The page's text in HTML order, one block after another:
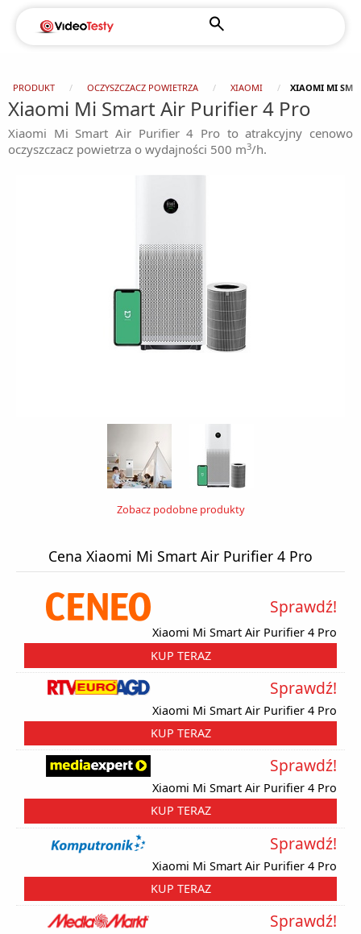
PRODUKT OCZYSZCZACZ POWIETRZA XIAOMI XIAOMI MI
Xiaomi Mi Smart Air Purifier 4 Pro
Xiaomi Mi Smart Air Purifier 4 Pro to atrakcyjny cenowo
oczyszczacz powietrza o wydajności 500 m3/h.
Zobacz podobne produkty
Cena Xiaomi Mi Smart Air Purifier 4 Pro
Xiaomi Mi Smart Air Purifier 4 Pro
Sprawdź!
KUP TERAZ
Xiaomi Mi Smart Air Purifier 4 Pro
Sprawdź!
KUP TERAZ
Xiaomi Mi Smart Air Purifier 4 Pro
Sprawdź!
KUP TERAZ
Xiaomi Mi Smart Air Purifier 4 Pro
Sprawdź!
KUP TERAZ
Sprawdź!